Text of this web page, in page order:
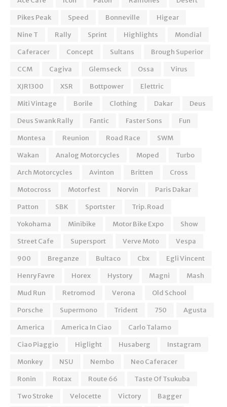
Pikes Peak
Speed Bonneville
Higear
Nine T
Rally Sprint Highlights
Mondial
Caferacer
Concept Sultans
Brough Superior
CCM
Cagiva Glemseck Ossa
Virus
XJR1300
XSR Bottpower
Elettric
Miti Vintage
Borile Clothing Dakar
Deus
Deus Swank Rally
Fantic Faster Sons
Fun
Montesa
Reunion Road Race
SWM
Wakan
Analog Motorcycles Moped
Turbo
Arch Motorcycles
Avinton Britten
Cross
Motocross
Motorfest Norvin
Paris Dakar
Patton
SBK Sportster
Trip. Road
Yokohama
Minibike Motor Bike Expo
Show
Street Cafe
Supersport Verve Moto
Vespa
900
Breganze Bultaco Cbx
Egli Vincent
Henry Favre
Horex Hystory Magni
Mash
Mud Run
Retromod Verona
Old School
Porsche
Supermono Trident 750
Agusta
America
America In Ciao
Carlo Talamo
Ciao Piaggio
Higlight Husaberg
Instagram
Monkey
NSU Nembo
Neo Caferacer
Ronin
Rotax Route 66
Taste Of Tsukuba
Two Stroke
Velocette Victory
Bagger